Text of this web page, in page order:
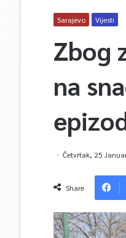
Sarajevo Vijesti
Zbog
na
Četvrtak, 25
Share